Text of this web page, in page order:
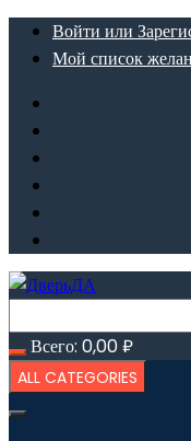
ПерейтиВойти или
Мой список
Всего: 0,00₽
ALL CATEGORIES